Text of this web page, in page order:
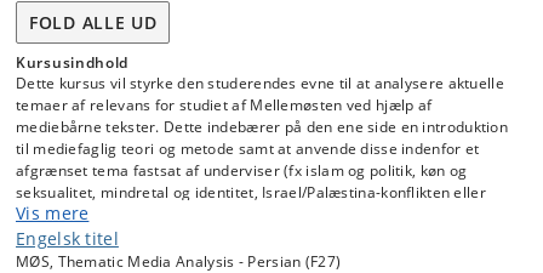
FOLD ALLE UD
Kursusindhold
Dette kursus vil styrke den studerendes evne til at analysere aktuelle
temaer af relevans for studiet af Mellemøsten ved hjælp af
mediebårne tekster. Dette indebærer på den ene side en introduktion
til mediefaglig teori og metode samt at anvende disse indenfor et
afgrænset tema fastsat af underviser (fx islam og politik, køn og
seksualitet, mindretal og identitet, Israel/Palæstina-konflikten eller
lignende); og, efterfølgende, selvstændigt at analysere et selvvalgt
materiale fra et eller flere medier på det studerede sprog indenfor et
valgfrit tema. Således specialiserer den studerende sig i reflekteret
Vis mere
Engelsk titel
MØS, Thematic Media Analysis - Persian (F27)